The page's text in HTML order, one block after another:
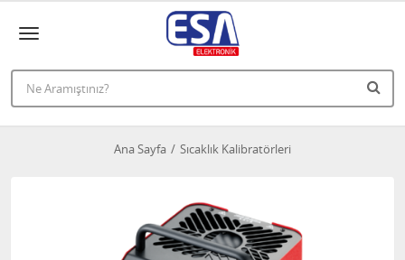
Ana Sayfa Sıcaklık Kalibratörleri